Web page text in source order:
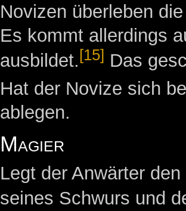
Novizen überleben
Es kommt allerdings
ausbildet. [15] Das
Hat der Novize sich
ablegen.
Magier
Legt der Anwärter
seines Schwurs und